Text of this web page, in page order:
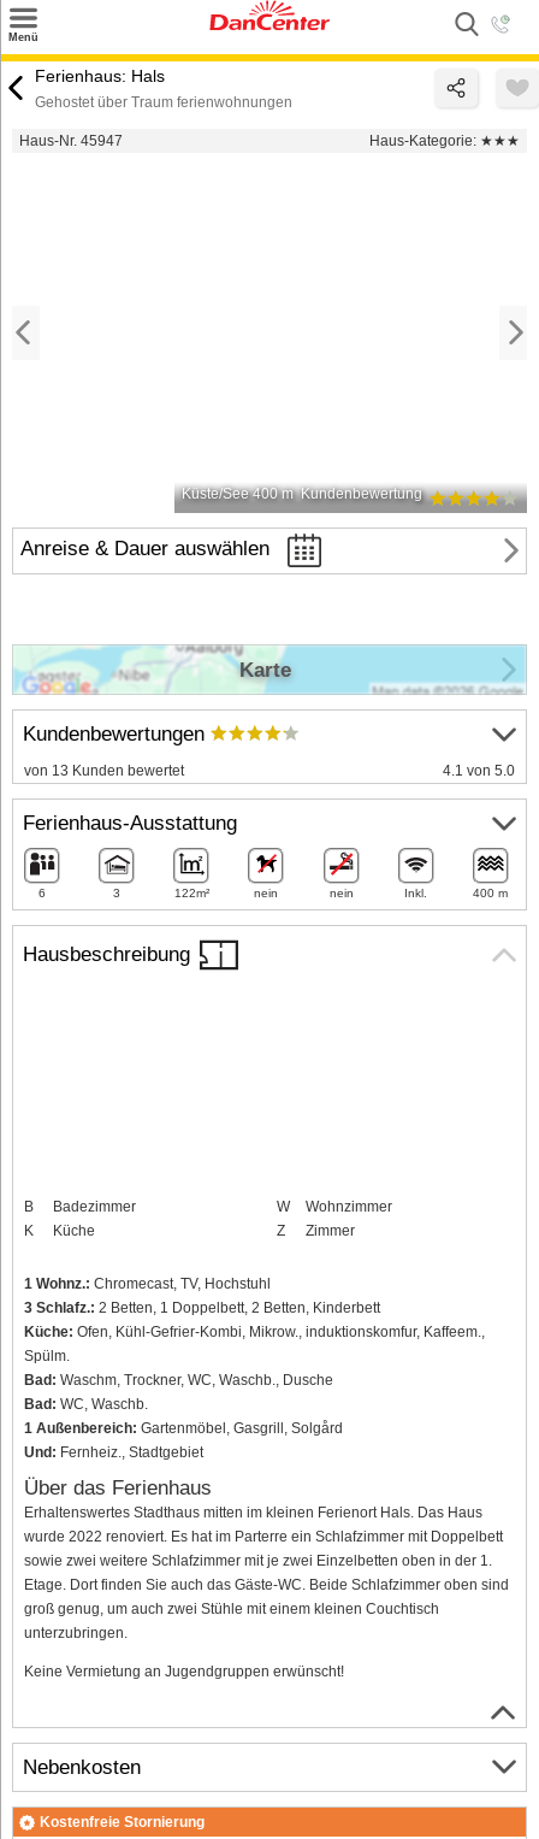
Menü
Suchen
Ferienhaus: Hals
Gehostet über Traum ferienwohnungen
Haus-Nr. 45947 Haus-Kategorie: ★★★
Küste/See 400 m Kundenbewertung
Anreise & Dauer auswählen
Hausbeschreibung
B
Badezimmer
K
Küche
W
Wohnzimmer
Z
Zimmer
1 Wohnz.: Chromecast, TV, Hochstuhl
3 Schlafz.: 2 Betten, 1 Doppelbett, 2 Betten, Kinderbett
Küche: Ofen, Kühl-Gefrier-Kombi, Mikrow., induktionskomfur, Kaffeem.,
Spülm.
Bad: Waschm, Trockner, WC, Waschb., Dusche
Bad: WC, Waschb.
1 Außenbereich: Gartenmöbel, Gasgrill, Solgård
Und: Fernheiz., Stadtgebiet
Über das Ferienhaus
Erhaltenswertes Stadthaus mitten im kleinen Ferienort Hals. Das Haus
wurde 2022 renoviert. Es hat im Parterre ein Schlafzimmer mit Doppelbett
sowie zwei weitere Schlafzimmer mit je zwei Einzelbetten oben in der 1.
Etage. Dort finden Sie auch das Gäste-WC. Beide Schlafzimmer oben sind
groß genug, um auch zwei Stühle mit einem kleinen Couchtisch
unterzubringen.
Keine Vermietung an Jugendgruppen erwünscht!
Kundenbewertungen
von 13 Kunden bewertet 4.1 von 5.0
Ferienhaus-Ausstattung
6 3 122m² nein nein Inkl. 400 m
Nebenkosten
Kostenfreie Stornierung
Karte